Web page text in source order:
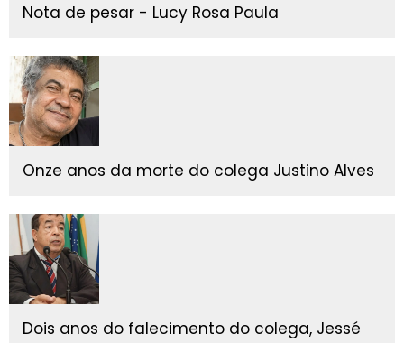
Nota de pesar - Lucy Rosa Paula
Onze anos da morte do colega Justino Alves
Dois anos do falecimento do colega, Jessé